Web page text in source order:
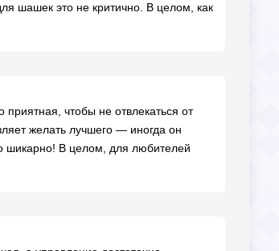
шашек это не критично. В целом, как
чтобы не отвлекаться от
желать лучшего — иногда он
шикарно! В целом, для любителей